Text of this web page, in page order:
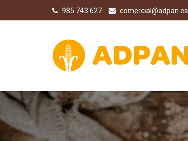
985 743 627 comercial@adpan.es